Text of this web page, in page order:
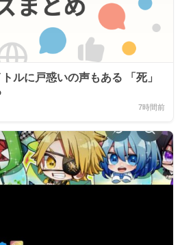
ルに戸惑いの声もある 「死」
7時間前